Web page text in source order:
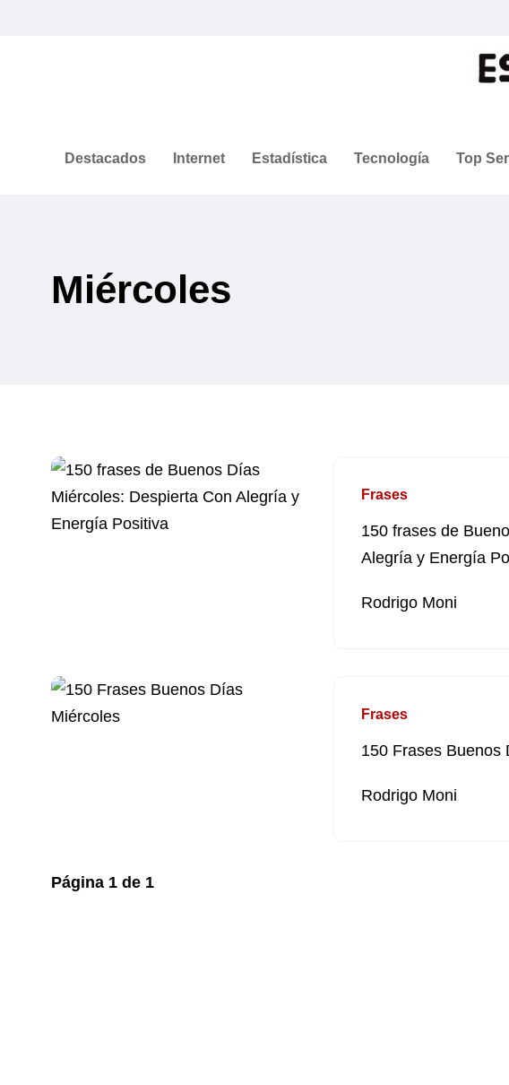
Destacados Internet Estadística Tecnología Top
Miércoles
Frases
150 frases de
Alegría y Energía
Rodrigo Moni
Frases
150 Frases Buenos
Rodrigo Moni
Página 1 de 1